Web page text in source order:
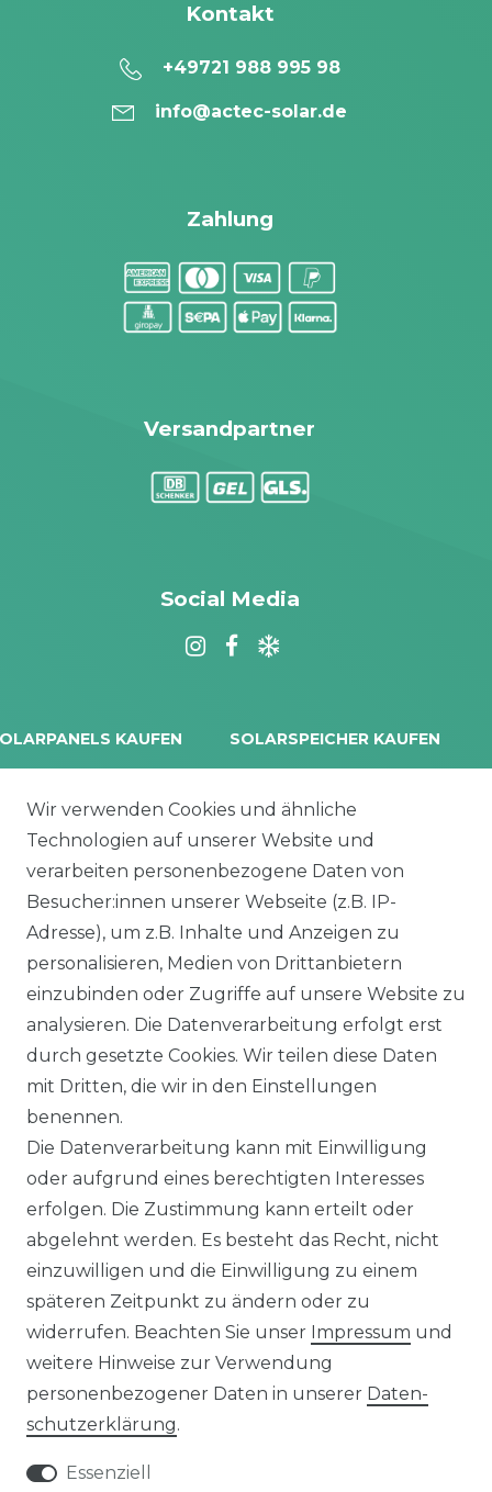
Kontakt
+49721 988 995 98
info@actec-solar.de
Zahlung
Versandpartner
Social Media
KAUFEN
Solar Module
SOLARSPEICHER KAUFEN
10 kWh Batteriespeicher
Solplanet Batteriespeicher
Growatt Speicher
Wechselrichter
Wechselrichter
Unterkonstruktion
Weiteres Zubehör
Wp Balkonkraftwerk
mit Speicher
NOAH 2000
NEXA 2000
PV-KOMPLETTSETS
Solaranlagen mit Speicher
Insel Solaranlagen
10 kW PV-Anlage mit Speicher
8 kWp Solaranlagen
15 kWp Solaranlagen
20 kWp Solaranlagen
25 kWp Solaranlagen
30 kWp Solaranlagen
Klimaanlagen
Klimaanlagen
Split Sets
Wir verwenden Cookies und ähnliche
Technologien auf unserer Website und
verarbeiten personenbezogene Daten von
Besucher:innen unserer Webseite (z.B. IP-
Adresse), um z.B. Inhalte und Anzeigen zu
personalisieren, Medien von Drittanbietern
einzubinden oder Zugriffe auf unsere Website zu
analysieren. Die Datenverarbeitung erfolgt erst
durch gesetzte Cookies. Wir teilen diese Daten
mit Dritten, die wir in den Einstellungen
benennen.
Die Datenverarbeitung kann mit Einwilligung
oder aufgrund eines berechtigten Interesses
erfolgen. Die Zustimmung kann erteilt oder
abgelehnt werden. Es besteht das Recht, nicht
einzuwilligen und die Einwilligung zu einem
späteren Zeitpunkt zu ändern oder zu
widerrufen. Beachten Sie unser Impressum und
weitere Hinweise zur Verwendung
personenbezogener Daten in unserer Daten­
schutz­erklärung.
Essenziell